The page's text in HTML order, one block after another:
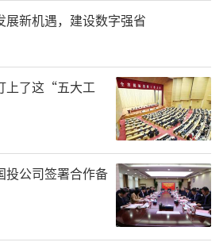
信1号2-1”“深蓝1号”等系
物模型，展示了我国海水养
远海的发展进程；“蓝鲲1
示了山东高端装备智造尖端
疫抗肿瘤海洋多糖类药物“B
毒药物LY102片等山东生物
也在展览中“亮相”，揭秘
宝藏……本次展览实物涉及
殖装备、精密仪器仪表、船
展新机遇，建设数字强省
上了这“五大工
投公司签署合作备